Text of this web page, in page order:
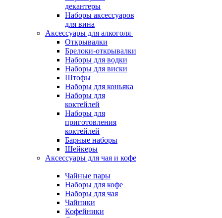
декантеры
Наборы аксессуаров
для вина
Аксессуары для алкоголя
Открывалки
Брелоки-открывалки
Наборы для водки
Наборы для виски
Штофы
Наборы для коньяка
Наборы для
коктейлей
Наборы для
приготовления
коктейлей
Барные наборы
Шейкеры
Аксессуары для чая и кофе
Чайные пары
Наборы для кофе
Наборы для чая
Чайники
Кофейники